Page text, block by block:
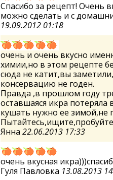
Спасибо за рецепт! Очень
можно сделать и с
19.09.2012 01:18
очень и очень вкусно
химии,но в этом рецепте
сюда не катит,вы
консервацию не годен.
Правда ,в прошлом году
оставшаяся икра потеряла
кушать нужно ее зимой,не
Янна 22.06.2013 17:33
очень вкусная
Гуля Павловка 13.08.2013